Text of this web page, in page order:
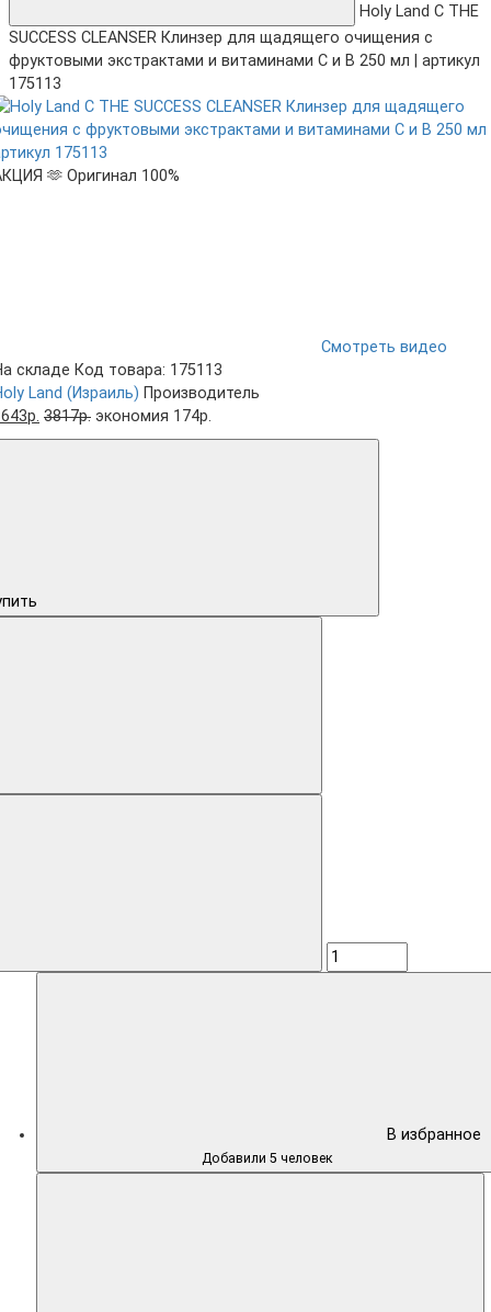
Holy Land C THE
SUCCESS CLEANSER Клинзер для щадящего очищения с
фруктовыми экстрактами и витаминами С и B 250 мл | артикул
175113
🫶 Оригинал 100%
Смотреть видео
складе Код товара: 175113
Land (Израиль) Производитель
3817р. экономия 174р.
В избранное
Добавили 5 человек